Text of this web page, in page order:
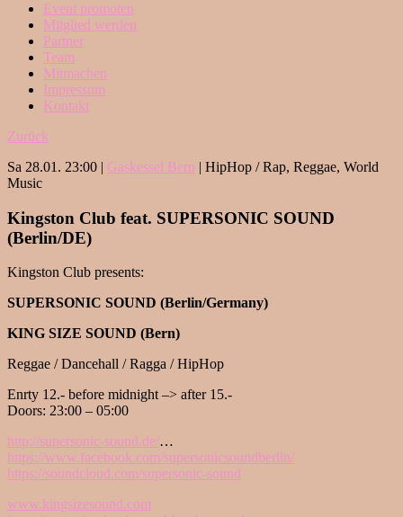
Event promoten
Mitglied werden
Partner
Team
Mitmachen
Impressum
Kontakt
Zurück
Sa 28.01. 23:00 | Gaskessel Bern | HipHop / Rap, Reggae, World
Music
Kingston Club feat. SUPERSONIC SOUND
(Berlin/DE)
Kingston Club presents:
SUPERSONIC SOUND (Berlin/Germany)
KING SIZE SOUND (Bern)
Reggae / Dancehall / Ragga / HipHop
Enrty 12.- before midnight –> after 15.-
Doors: 23:00 – 05:00
http://supersonic-sound.de/…
https://www.facebook.com/supersonicsoundberlin/
https://soundcloud.com/supersonic-sound
www.kingsizesound.com